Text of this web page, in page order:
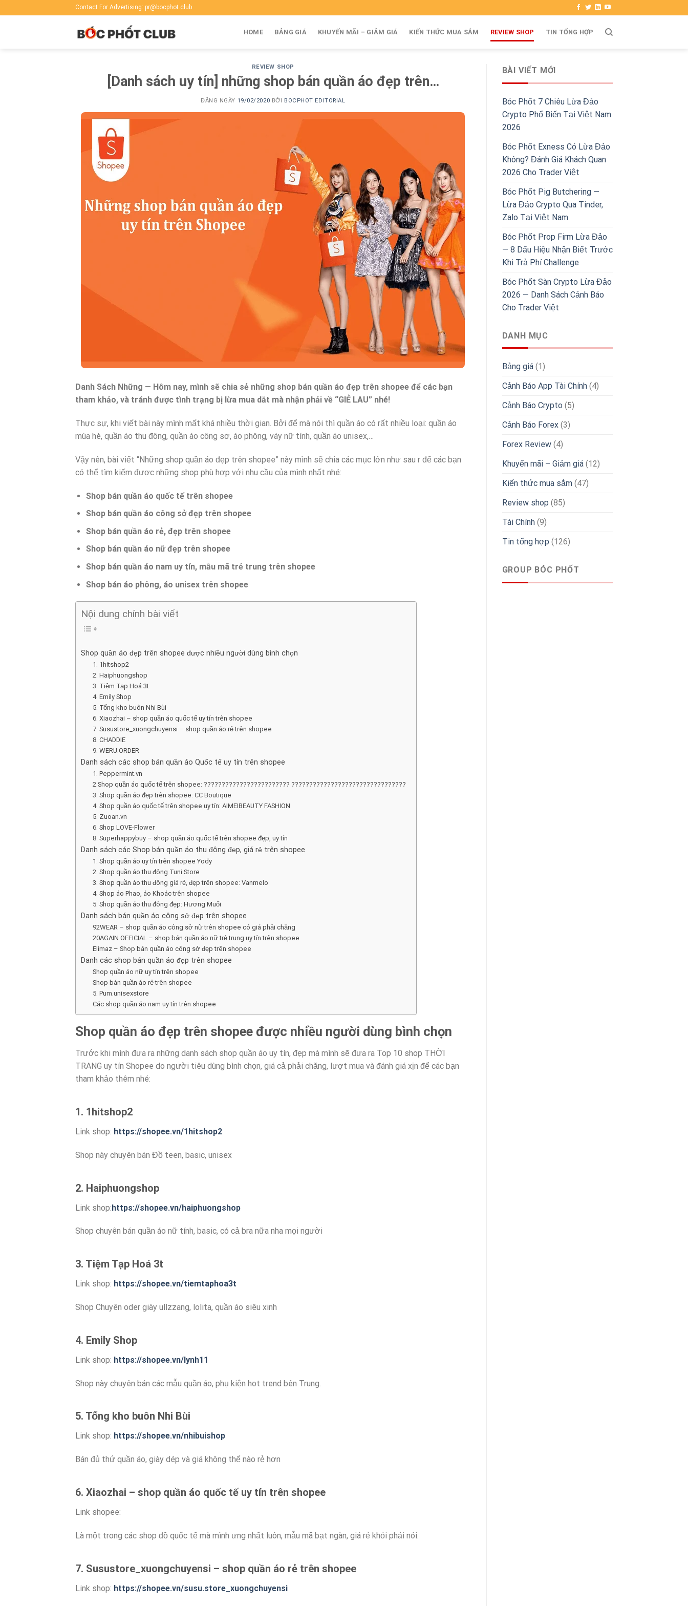
to
Contact For Advertising: pr@bocphot.club
HOME BẢNG GIÁ KHUYẾN MÃI – GIẢM GIÁ KIẾN THỨC MUA SẮM REVIEW SHOP TIN TỔNG HỢP
REVIEW SHOP
[Danh sách uy tín] những shop bán quần áo đẹp trên…
ĐĂNG NGÀY 19/02/2020 BỞI BOCPHOT EDITORIAL
Danh Sách Những — Hôm nay, mình sẽ chia sẻ những shop bán quần áo đẹp trên shopee để các bạn
tham khảo, và tránh được tình trạng bị lừa mua dắt mà nhận phải về “GIẺ LAU” nhé!
Thực sự, khi viết bài này mình mất khá nhiều thời gian. Bởi để mà nói thì quần áo có rất nhiều loại: quần áo
mùa hè, quần áo thu đông, quần áo công sơ, áo phông, váy nữ tính, quần áo unisex,…
Vậy nên, bài viết “Những shop quần áo đẹp trên shopee” này mình sẽ chia các mục lớn như sau r để các bạn
có thể tìm kiếm được những shop phù hợp với nhu cầu của mình nhất nhé:
Shop bán quần áo quốc tế trên shopee
Shop bán quần áo công sở đẹp trên shopee
Shop bán quần áo rẻ, đẹp trên shopee
Shop bán quần áo nữ đẹp trên shopee
Shop bán quần áo nam uy tín, mẫu mã trẻ trung trên shopee
Shop bán áo phông, áo unisex trên shopee
Nội dung chính bài viết
Shop quần áo đẹp trên shopee được nhiều người dùng bình chọn
1. 1hitshop2
2. Haiphuongshop
3. Tiệm Tạp Hoá 3t
4. Emily Shop
5. Tổng kho buôn Nhi Bùi
6. Xiaozhai – shop quần áo quốc tế uy tín trên shopee
7. Susustore_xuongchuyensi – shop quần áo rẻ trên shopee
8. CHADDIE
9. WERU.ORDER
Danh sách các shop bán quần áo Quốc tế uy tín trên shopee
1. Peppermint.vn
2.Shop quần áo quốc tế trên shopee: ???????????????????????? ????????????????????????????????
3. Shop quần áo đẹp trên shopee: CC Boutique
4. Shop quần áo quốc tế trên shopee uy tín: AIMEIBEAUTY FASHION
5. Zuoan.vn
6. Shop LOVE-Flower
8. Superhappybuy – shop quần áo quốc tế trên shopee đẹp, uy tín
Danh sách các Shop bán quần áo thu đông đẹp, giá rẻ trên shopee
1. Shop quần áo uy tín trên shopee Yody
2. Shop quần áo thu đông Tuni.Store
3. Shop quần áo thu đông giá rẻ, đẹp trên shopee: Vanmelo
4. Shop áo Phao, áo Khoác trên shopee
5. Shop quần áo thu đông đẹp: Hương Muối
Danh sách bán quần áo công sở đẹp trên shopee
92WEAR – shop quần áo công sở nữ trên shopee có giá phải chăng
20AGAIN OFFICIAL – shop bán quần áo nữ trẻ trung uy tín trên shopee
Elimaz – Shop bán quần áo công sở đẹp trên shopee
Danh các shop bán quần áo đẹp trên shopee
Shop quần áo nữ uy tín trên shopee
Shop bán quần áo rẻ trên shopee
5. Pum.unisexstore
Các shop quần áo nam uy tín trên shopee
Shop quần áo đẹp trên shopee được nhiều người dùng bình chọn
Trước khi mình đưa ra những danh sách shop quần áo uy tín, đẹp mà mình sẽ đưa ra Top 10 shop THỜI
TRANG uy tín Shopee do người tiêu dùng bình chọn, giá cả phải chăng, lượt mua và đánh giá xịn để các bạn
tham khảo thêm nhé:
1. 1hitshop2
Link shop: https://shopee.vn/1hitshop2
Shop này chuyên bán Đồ teen, basic, unisex
2. Haiphuongshop
Link shop:https://shopee.vn/haiphuongshop
Shop chuyên bán quần áo nữ tính, basic, có cả bra nữa nha mọi người
3. Tiệm Tạp Hoá 3t
Link shop: https://shopee.vn/tiemtaphoa3t
Shop Chuyên oder giày ullzzang, lolita, quần áo siêu xinh
4. Emily Shop
Link shop: https://shopee.vn/lynh11
Shop này chuyên bán các mẫu quần áo, phụ kiện hot trend bên Trung.
5. Tổng kho buôn Nhi Bùi
Link shop: https://shopee.vn/nhibuishop
Bán đủ thứ quần áo, giày dép và giá không thể nào rẻ hơn
6. Xiaozhai – shop quần áo quốc tế uy tín trên shopee
Link shopee:
Là một trong các shop đồ quốc tế mà mình ưng nhất luôn, mẫu mã bạt ngàn, giá rẻ khỏi phải nói.
7. Susustore_xuongchuyensi – shop quần áo rẻ trên shopee
Link shop: https://shopee.vn/susu.store_xuongchuyensi
BÀI VIẾT MỚI
Bóc Phốt 7 Chiêu Lừa Đảo
Crypto Phổ Biến Tại Việt Nam
2026
Bóc Phốt Exness Có Lừa Đảo
Không? Đánh Giá Khách Quan
2026 Cho Trader Việt
Bóc Phốt Pig Butchering —
Lừa Đảo Crypto Qua Tinder,
Zalo Tại Việt Nam
Bóc Phốt Prop Firm Lừa Đảo
— 8 Dấu Hiệu Nhận Biết Trước
Khi Trả Phí Challenge
Bóc Phốt Sàn Crypto Lừa Đảo
2026 — Danh Sách Cảnh Báo
Cho Trader Việt
DANH MỤC
Bảng giá(1)
Cảnh Báo App Tài Chính(4)
Cảnh Báo Crypto (5)
Cảnh Báo Forex(3)
Forex Review(4)
Khuyến mãi – Giảm giá(12)
Kiến thức mua sắm(47)
Review shop (85)
Tài Chính(9)
Tin tổng hợp (126)
GROUP BÓC PHỐT